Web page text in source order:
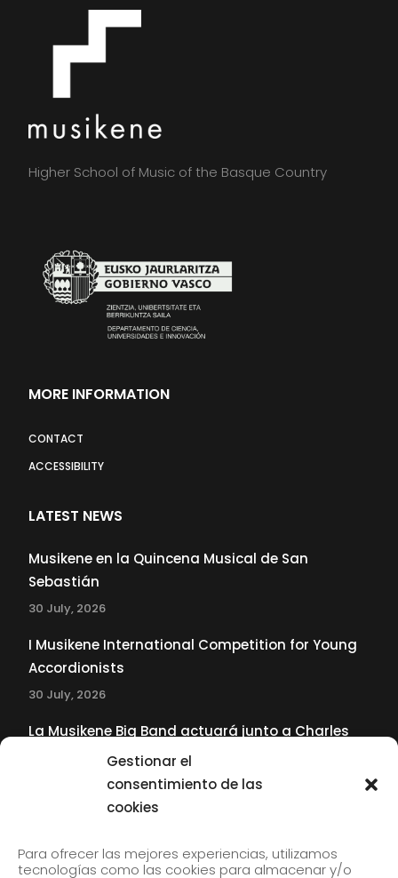
Gestionar el
consentimiento de las
cookies
Para ofrecer las mejores experiencias, utilizamos
tecnologías como las cookies para almacenar y/o
Higher School of Music of the Basque Country
MORE INFORMATION
CONTACT
ACCESSIBILITY
LATEST NEWS
Musikene en la Quincena Musical de San
Sebastián
30 July, 2026
I Musikene International Competition for Young
Accordionists
30 July, 2026
La Musikene Big Band actuará junto a Charles
Tolliver en el 61 Jazzaldia